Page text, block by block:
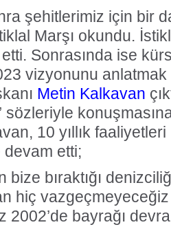
şehitlerimiz için bir
Marşı okundu.
etti. Sonrasında ise
vizyonunu
Metin Kalkavan
sözleriyle
10 yıllık
devam etti;
bize bıraktığı
hiç
2002’de bayrağı